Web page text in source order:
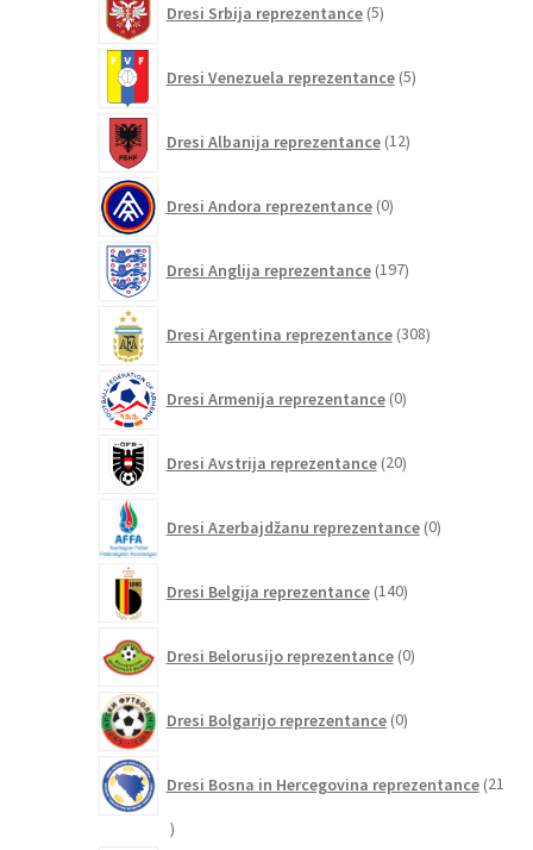
Dresi Srbija reprezentance 5izdelkov
Dresi Venezuela reprezentance 5izdelkov
Dresi Albanija reprezentance 12izdelkov
Dresi Andora reprezentance 0izdelkov
Dresi Anglija reprezentance 197izdelkov
Dresi Argentina reprezentance 308izdelkov
Dresi Armenija reprezentance 0izdelkov
Dresi Avstrija reprezentance 20izdelkov
Dresi Azerbajdžanu reprezentance 0izdelkov
Dresi Belgija reprezentance 140izdelkov
Dresi Belorusijo reprezentance 0izdelkov
Dresi Bolgarijo reprezentance 0izdelkov
Dresi Bosna in Hercegovina reprezentance 21
21